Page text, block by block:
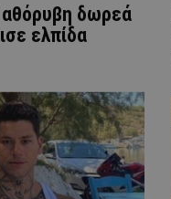
αθόρυβη δωρεά
ελπίδα